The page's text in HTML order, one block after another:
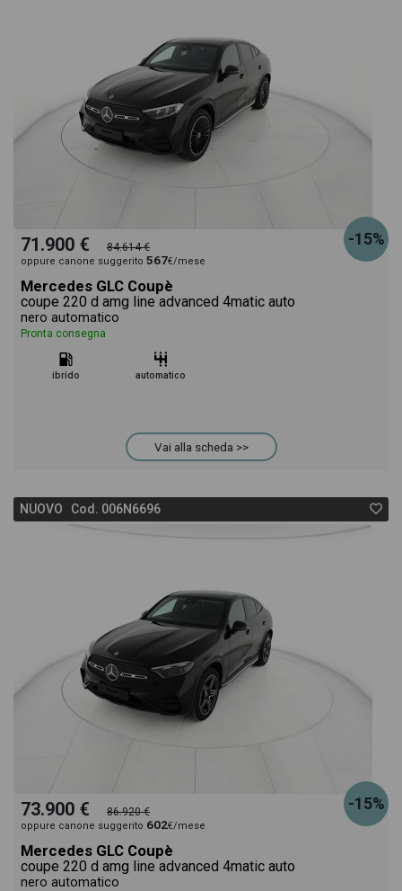
-15%
71.900 € 84.614 €
oppure canone suggerito 567€/mese
Mercedes GLC Coupè
coupe 220 d amg line advanced 4matic auto
nero automatico
Pronta consegna
ibrido automatico
Vai alla scheda >>
NUOVO Cod. 006N6696
-15%
73.900 € 86.920 €
oppure canone suggerito 602€/mese
Mercedes GLC Coupè
coupe 220 d amg line advanced 4matic auto
nero automatico